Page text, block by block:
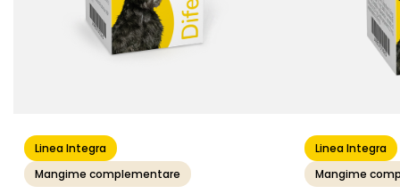
Linea Integra
Mangime complementare
Linea Integra
Mangime